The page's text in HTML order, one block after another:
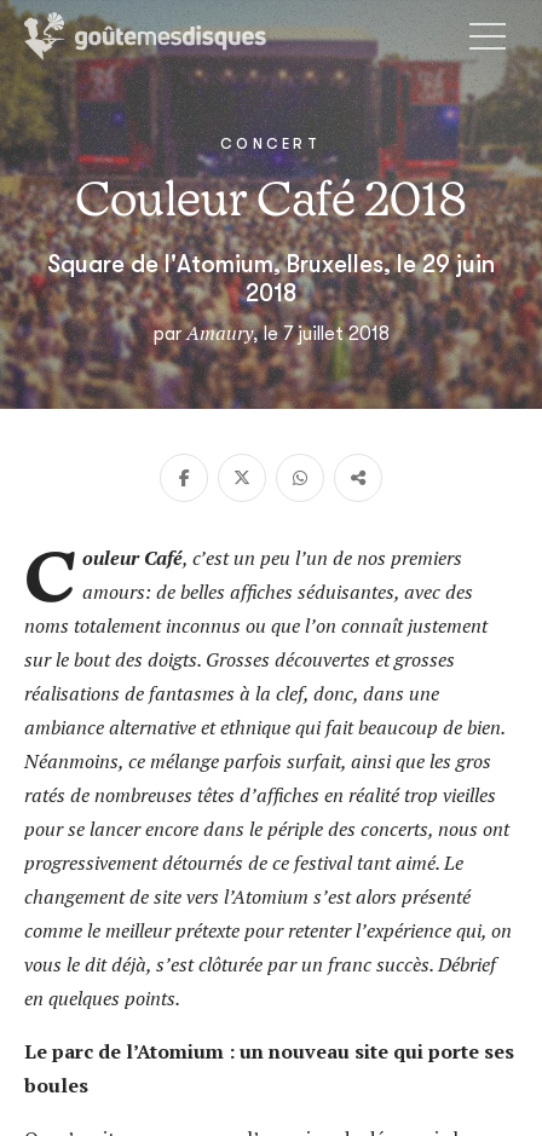
CONCERT
Couleur Café 2018
Square de l'Atomium, Bruxelles, le 29 juin
2018
parAmaury, le 7 juillet 2018
C ouleur Café, c’est un peu l’un de nos premiers
amours: de belles affiches séduisantes, avec des
noms totalement inconnus ou que l’on connaît justement
sur le bout des doigts. Grosses découvertes et grosses
réalisations de fantasmes à la clef, donc, dans une
ambiance alternative et ethnique qui fait beaucoup de bien.
Néanmoins, ce mélange parfois surfait, ainsi que les gros
ratés de nombreuses têtes d’affiches en réalité trop vieilles
pour se lancer encore dans le périple des concerts, nous ont
progressivement détournés de ce festival tant aimé. Le
changement de site vers l’Atomium s’est alors présenté
comme le meilleur prétexte pour retenter l’expérience qui, on
vous le dit déjà, s’est clôturée par un franc succès. Débrief
en quelques points.
Le parc de l’Atomium : un nouveau site qui porte ses
boules